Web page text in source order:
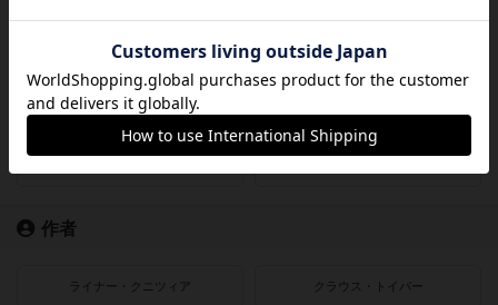
2016〜2018年 2010〜2015年
2000〜2010年
作者
ライナー・クニツィア クラウス・トイバー